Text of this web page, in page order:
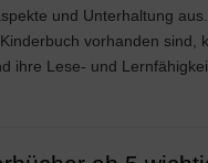
und Unterhaltung
vorhanden sind,
ihre Lese- und